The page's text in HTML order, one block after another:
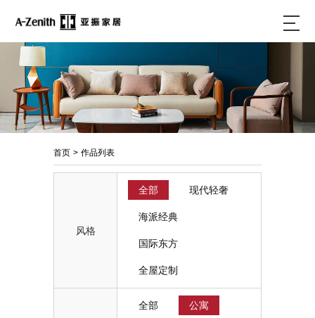
首页 > 作品列表
风格
全部 现代轻奢
海派经典
国际东方
全屋定制
全部 公寓